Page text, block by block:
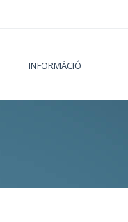
INFORMÁCIÓ